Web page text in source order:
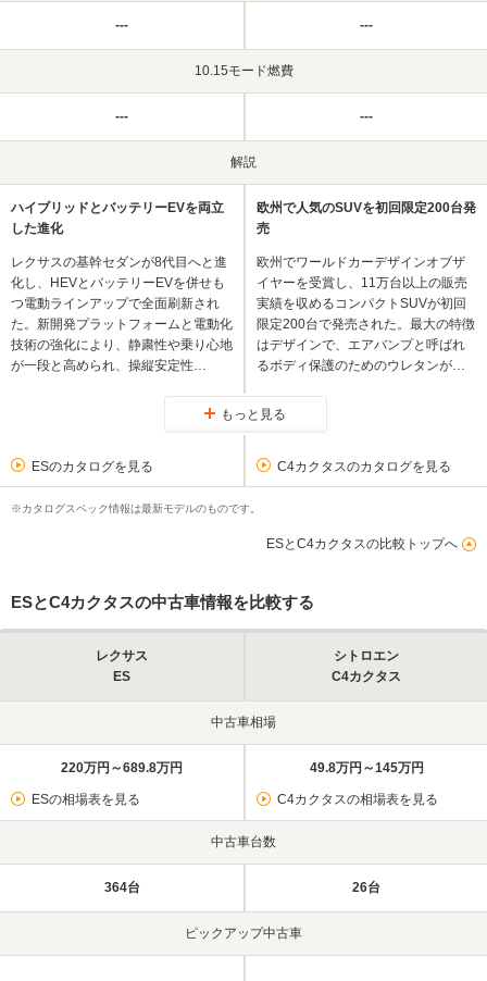
--- ---
10.15モード燃費
--- ---
解説
ハイブリッドとバッテリーEVを両立
した進化
レクサスの基幹セダンが8代目へと進
化し、HEVとバッテリーEVを併せも
つ電動ラインアップで全面刷新され
た。新開発プラットフォームと電動化
技術の強化により、静粛性や乗り心地
が一段と高められ、操縦安定性…
欧州で人気のSUVを初回限定200台発
売
欧州でワールドカーデザインオブザ
イヤーを受賞し、11万台以上の販売
実績を収めるコンパクトSUVが初回
限定200台で発売された。最大の特徴
はデザインで、エアバンプと呼ばれ
るボディ保護のためのウレタンが…
もっと見る
ESのカタログを見る C4カクタスのカタログを見る
※カタログスペック情報は最新モデルのものです。
ESとC4カクタスの比較トップへ
ESとC4カクタスの中古車情報を比較する
レクサス
ES
シトロエン
C4カクタス
中古車相場
220万円～689.8万円
ESの相場表を見る
49.8万円～145万円
C4カクタスの相場表を見る
中古車台数
364台 26台
ピックアップ中古車